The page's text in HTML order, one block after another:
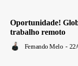
Oportunidade!
trabalho remoto
Fernando Melo -